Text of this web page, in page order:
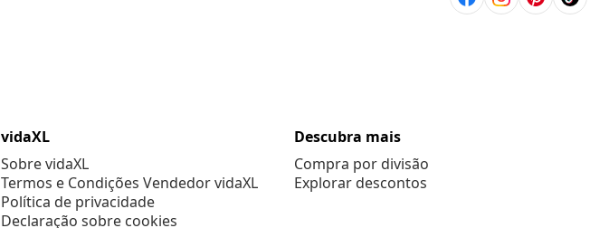
vidaXL
Sobre vidaXL
Termos e Condições Vendedor vidaXL
Política de privacidade
Declaração sobre cookies
Descubra mais
Compra por divisão
Explorar descontos